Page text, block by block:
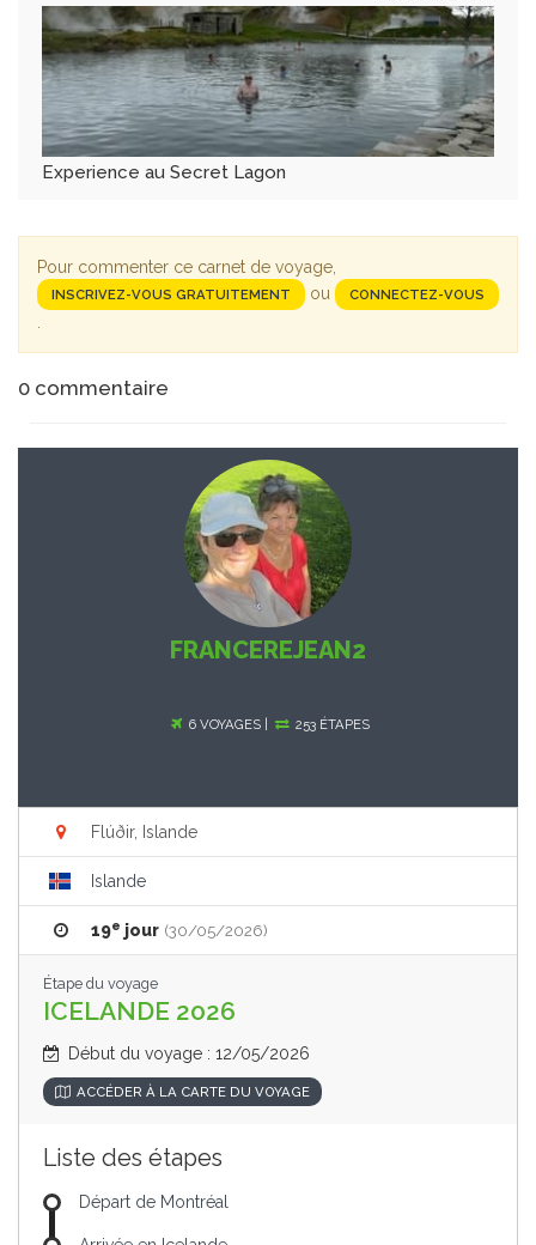
Experience au Secret Lagon
Pour commenter ce carnet de voyage,
INSCRIVEZ-VOUS GRATUITEMENT ou CONNECTEZ-VOUS
0 commentaire
FRANCEREJEAN2
6 VOYAGES | 253 ÉTAPES
Flúðir, Islande
Islande
19e jour (30/05/2026)
Étape du voyage
ICELANDE 2026
Début du voyage : 12/05/2026
ACCÉDER À LA CARTE DU VOYAGE
Liste des étapes
Départ de Montréal